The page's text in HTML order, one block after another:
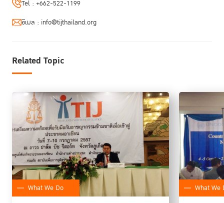
Tel : +662-522-1199
อีเมล : info@tijthailand.org
Related Topic
What We Do What We